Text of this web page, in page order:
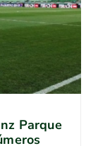
Parque